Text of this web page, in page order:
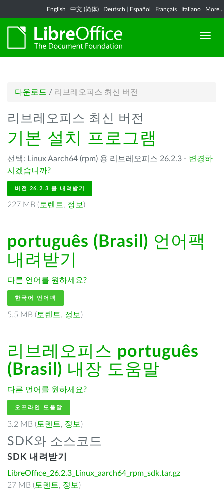
English 中文 (简体) Deutsch Español Français Italiano More...
다운로드 / 리브레오피스 최신 버전
리브레오피스 최신 버전
기본 설치 프로그램
선택: Linux Aarch64 (rpm) 용 리브레오피스 26.2.3 - 변경하
시겠습니까?
버전 26.2.3 을 내려받기
227 MB ( 토렌트, 정보 )
português (Brasil) 언어팩
내려받기
다른 언어를 원하세요?
한국어 언어팩
5.5 MB ( 토렌트, 정보 )
리브레오피스 português
(Brasil) 내장 도움말
다른 언어를 원하세요?
오프라인 도움말
3.2 MB ( 토렌트, 정보 )
SDK와 소스코드
SDK 내려받기
LibreOffice_26.2.3_Linux_aarch64_rpm_sdk.tar.gz
27 MB ( 토렌트, 정보 )